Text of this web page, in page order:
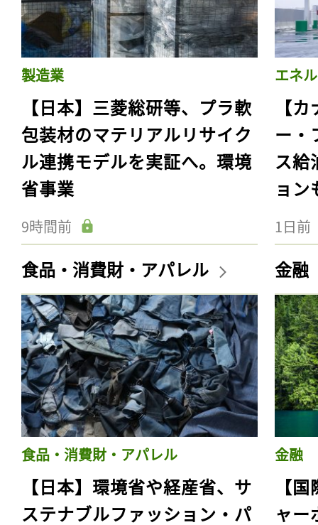
製造業
【日本】三菱総研等、プラ軟
包装材のマテリアルリサイク
ル連携モデルを実証へ。環境
省事業
9時間前
エネ
【
ー・
ス給
ョン
1日前
食品・消費財・アパレル
食品・消費財・アパレル
【日本】環境省や経産省、サ
ステナブルファッション・パ
金融
金融
【
ャー